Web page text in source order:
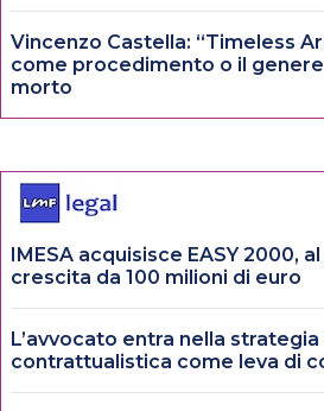
Vincenzo Castella: “Timeless
come procedimento o il
morto
IMESA acquisisce EASY 2000,
crescita da 100 milioni di euro
L’avvocato entra nella
contrattualistica come leva di